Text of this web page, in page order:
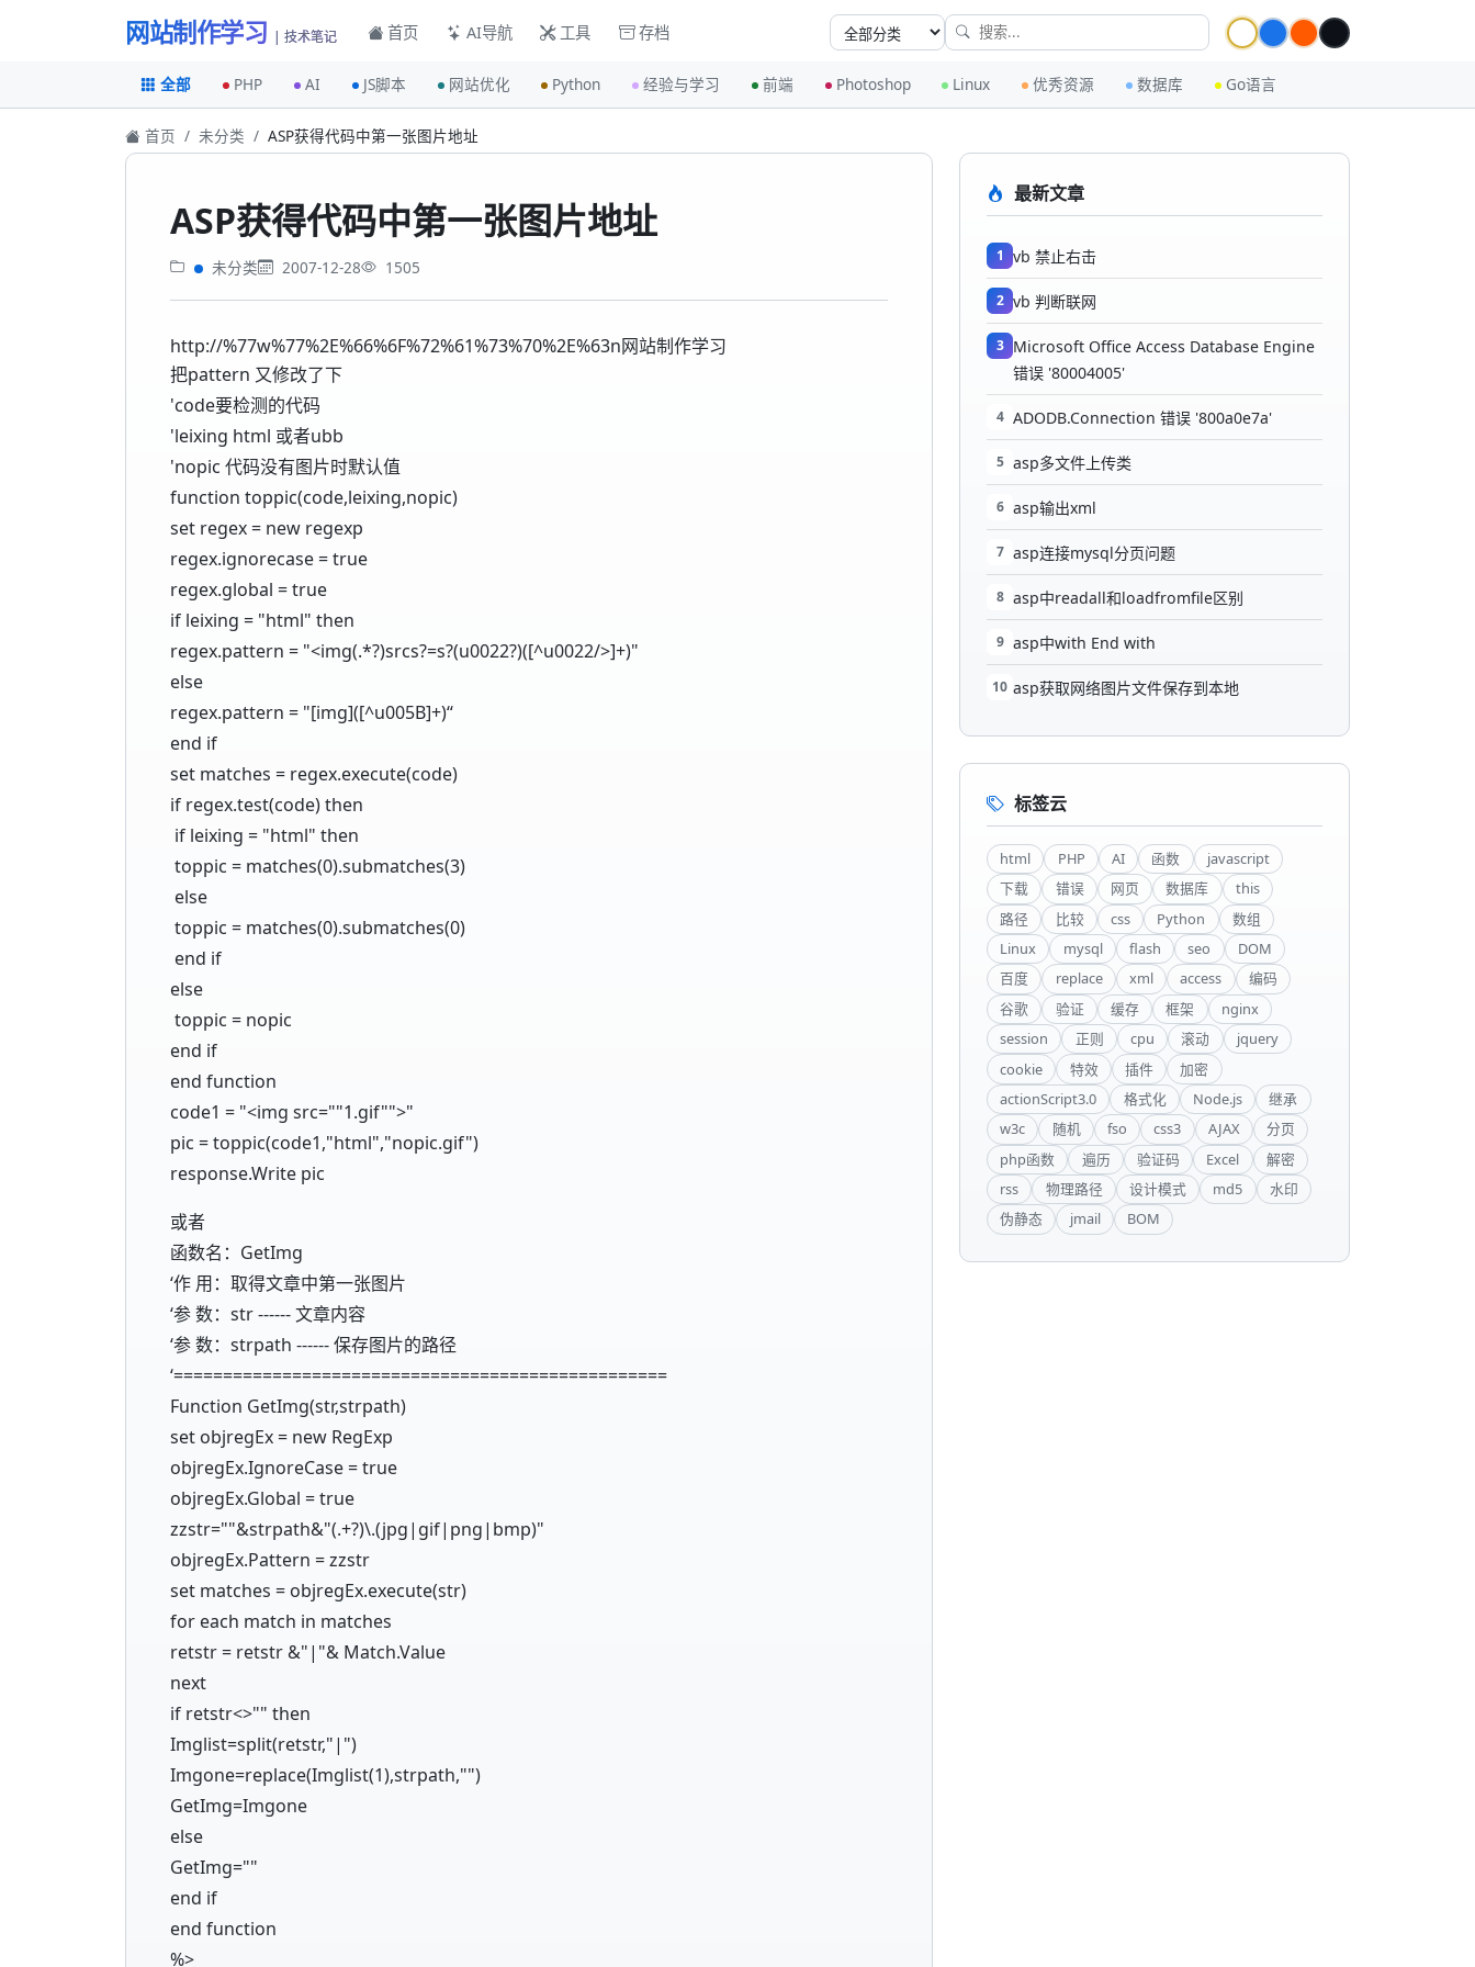
网站制作学习 | 技术笔记 首页 AI导航 工具 存档
全部 PHP AI JS脚本 网站优化 Python 经验与学习 前端 Photoshop Linux 优秀资源 数据库 Go语言
首页 未分类 ASP获得代码中第一张图片地址
ASP获得代码中第一张图片地址
未分类 2007-12-28 1505
http://%77w%77%2E%66%6F%72%61%73%70%2E%63n网站制作学习
把pattern 又修改了下
'code要检测的代码
'leixing html 或者ubb
'nopic 代码没有图片时默认值
function toppic(code,leixing,nopic)
set regex = new regexp
regex.ignorecase = true
regex.global = true
if leixing = "html" then
regex.pattern = "<img(.*?)srcs?=s?(u0022?)([^u0022/>]+)"
else
regex.pattern = "[img]([^u005B]+)“
end if
set matches = regex.execute(code)
if regex.test(code) then
if leixing = "html" then
toppic = matches(0).submatches(3)
else
toppic = matches(0).submatches(0)
end if
else
toppic = nopic
end if
end function
code1 = "<img src=""1.gif"">"
pic = toppic(code1,"html","nopic.gif")
response.Write pic
或者
函数名：GetImg
‘作 用：取得文章中第一张图片
‘参 数：str ------ 文章内容
‘参 数：strpath ------ 保存图片的路径
‘==================================================
Function GetImg(str,strpath)
set objregEx = new RegExp
objregEx.IgnoreCase = true
objregEx.Global = true
zzstr=""&strpath&"(.+?)\.(jpg|gif|png|bmp)"
objregEx.Pattern = zzstr
set matches = objregEx.execute(str)
for each match in matches
retstr = retstr &"|"& Match.Value
next
if retstr<>"" then
Imglist=split(retstr,"|")
Imgone=replace(Imglist(1),strpath,"")
GetImg=Imgone
else
GetImg=""
end if
end function
%>
最新文章
1 vb 禁止右击
2 vb 判断联网
3 Microsoft Office Access Database Engine
错误 '80004005'
4 ADODB.Connection 错误 '800a0e7a'
5 asp多文件上传类
6 asp输出xml
7 asp连接mysql分页问题
8 asp中readall和loadfromfile区别
9 asp中with End with
10 asp获取网络图片文件保存到本地
标签云
html PHP AI 函数
javascript
下载
错误 网页 数据库
this
路径
比较 css Python
数组
Linux
mysql flash seo
DOM
百度
replace xml access
编码
谷歌
验证 缓存 框架
nginx
session
正则 cpu 滚动
jquery
cookie
特效 插件
加密
actionScript3.0
格式化 Node.js
继承
w3c
随机 fso css3 AJAX
分页
php函数
遍历 验证码 Excel
解密
rss
物理路径 设计模式 md5
水印
伪静态
jmail BOM